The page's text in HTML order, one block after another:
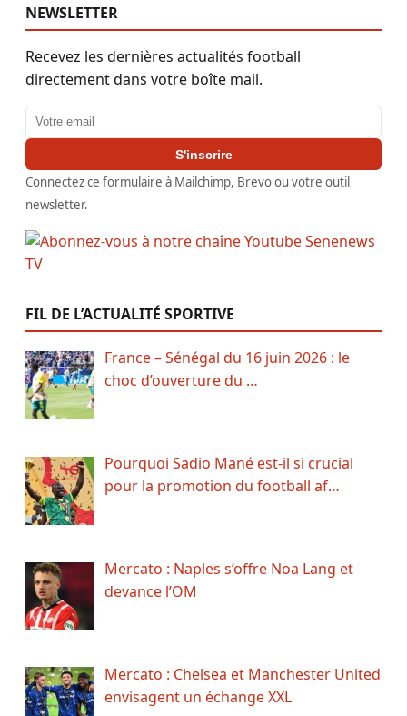
NEWSLETTER
Recevez les dernières actualités football
directement dans votre boîte mail.
Adresse email
S'inscrire
Connectez ce formulaire à Mailchimp, Brevo ou votre outil
newsletter.
FIL DE L’ACTUALITÉ SPORTIVE
France – Sénégal du 16 juin 2026 : le
choc d’ouverture du …
Pourquoi Sadio Mané est-il si crucial
pour la promotion du football af…
Mercato : Naples s’offre Noa Lang et
devance l’OM
Mercato : Chelsea et Manchester United
envisagent un échange XXL